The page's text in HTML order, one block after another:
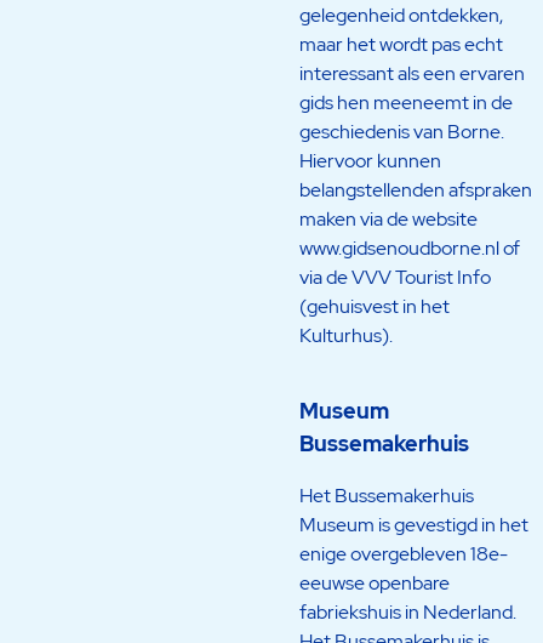
gelegenheid ontdekken,
maar het wordt pas echt
interessant als een ervaren
gids hen meeneemt in de
geschiedenis van Borne.
Hiervoor kunnen
belangstellenden afspraken
maken via de website
www.gidsenoudborne.nl of
via de VVV Tourist Info
(gehuisvest in het
Kulturhus).
Museum
Bussemakerhuis
Het Bussemakerhuis
Museum is gevestigd in het
enige overgebleven 18e-
eeuwse openbare
fabriekshuis in Nederland.